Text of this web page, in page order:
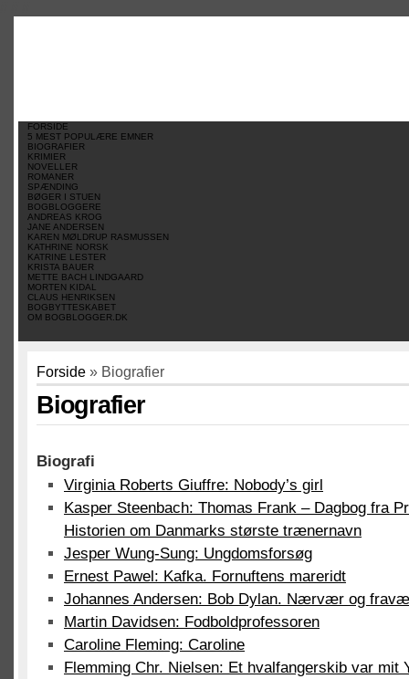
FORSIDE
5 MEST POPULÆRE EMNER
BIOGRAFIER
KRIMIER
NOVELLER
ROMANER
SPÆNDING
BØGER I STUEN
BOGBLOGGERE
ANDREAS KROG
JANE ANDERSEN
KAREN MØLDRUP RASMUSSEN
KATHRINE NORSK
KATRINE LESTER
KRISTA BAUER
METTE BACH LINDGAARD
MORTEN KIDAL
CLAUS HENRIKSEN
BOGBYTTESKABET
OM BOGBLOGGER.DK
Forside » Biografier
Biografier
Biografi
Virginia Roberts Giuffre: Nobody’s girl
Kasper Steenbach: Thomas Frank – Dagbog fra
Historien om Danmarks største trænernavn
Jesper Wung-Sung: Ungdomsforsøg
Ernest Pawel: Kafka. Fornuftens mareridt
Johannes Andersen: Bob Dylan. Nærvær og
Martin Davidsen: Fodboldprofessoren
Caroline Fleming: Caroline
Flemming Chr. Nielsen: Et hvalfangerskib var mit